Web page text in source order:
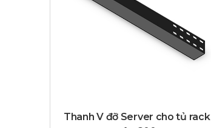
Thanh V đỡ Server cho tủ rack